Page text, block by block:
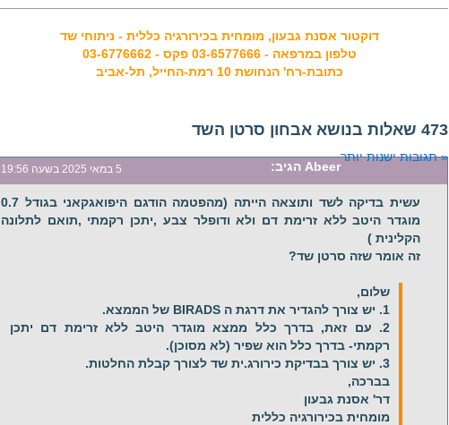
דוקטור אסנת גבעון, מומחית בכירורגיה כללית - ניתוחי שד
טלפון במרפאה - 03-6577666 פקס - 03-6776662
כתובת-רח' הנחושת 10 רמת-החייל, תל-אביב
473 שאלות בנושא אבחון סרטן השד
« תגובות ישנות יותר
Abeer הגיב: 5 במאי 2025 בשעה 19:56
עשית בדיקה לשד ותוצאה הייתה (מהפטמה הודגם היפואגקאני בגודל 0.7
מוגדר היטב ללא זרימת דם ולא ודופלר צבע ,יתכן רקמתי ,תואם לתלונה
הקלינית )
זה אומר שזה סרטן שד?
שלום,
1. יש צורך להגדיר את דרגת ה BIRADS של הממצא.
2. עם זאת, בדרך כלל ממצא מוגדר היטב ללא זרימת דם יתכן
רקמתי- בדרך כלל הוא שפיר (לא מסוכן).
3. יש צורך בבדיקת כירורג.ית שד לצורך קבלת החלטות.
בברכה,
דר' אסנת גבעון
מומחית בכירורגיה כללית